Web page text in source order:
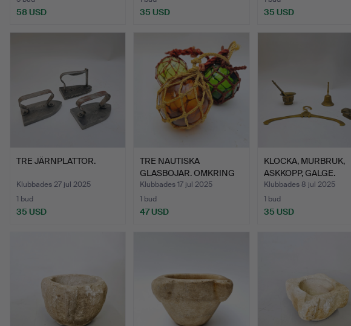
58 USD 35 USD 35 USD
TRE JÄRNPLATTOR.
Klubbades 27 jul 2025
1 bud
35 USD
TRE NAUTISKA
GLASBOJAR. OMKRING
1940.
Klubbades 17 jul 2025
1 bud
47 USD
KLOCKA, MURBRUK,
ASKKOPP, GALGE.
Klubbades 8 jul 2025
1 bud
35 USD